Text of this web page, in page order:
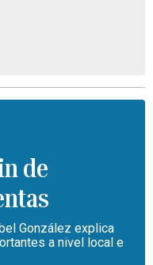
de
González explica
a nivel local e